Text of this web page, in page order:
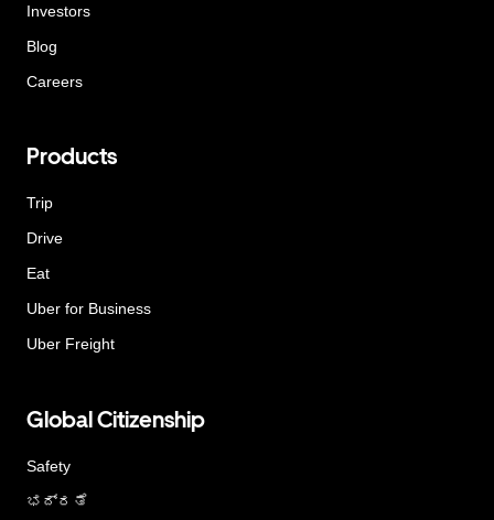
Investors
Blog
Careers
Products
Trip
Drive
Eat
Uber for Business
Uber Freight
Global Citizenship
Safety
ಭದ್ರತೆ